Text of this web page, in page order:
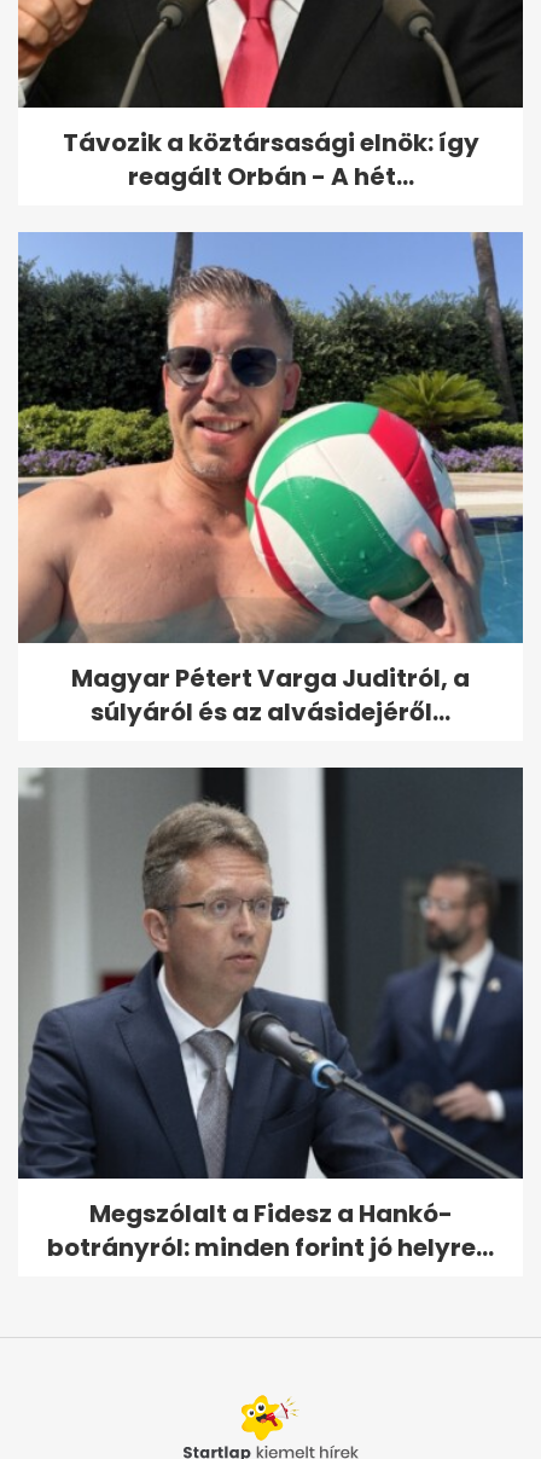
Távozik a köztársasági elnök: így
reagált Orbán - A hét...
Magyar Pétert Varga Juditról, a
súlyáról és az alvásidejéről...
Megszólalt a Fidesz a Hankó-
botrányról: minden forint jó helyre...